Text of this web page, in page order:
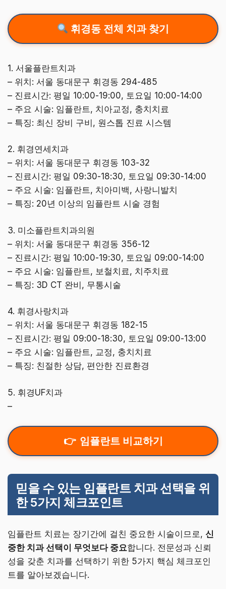
휘경동 전체 치과 찾기
1. 서울플란트치과
– 위치: 서울 동대문구 휘경동 294-485
– 진료시간: 평일 10:00-19:00, 토요일 10:00-14:00
– 주요 시술: 임플란트, 치아교정, 충치치료
– 특징: 최신 장비 구비, 원스톱 진료 시스템
2. 휘경연세치과
– 위치: 서울 동대문구 휘경동 103-32
– 진료시간: 평일 09:30-18:30, 토요일 09:30-14:00
– 주요 시술: 임플란트, 치아미백, 사랑니발치
– 특징: 20년 이상의 임플란트 시술 경험
3. 미소플란트치과의원
– 위치: 서울 동대문구 휘경동 356-12
– 진료시간: 평일 10:00-19:30, 토요일 09:00-14:00
– 주요 시술: 임플란트, 보철치료, 치주치료
– 특징: 3D CT 완비, 무통시술
4. 휘경사랑치과
– 위치: 서울 동대문구 휘경동 182-15
– 진료시간: 평일 09:00-18:30, 토요일 09:00-13:00
– 주요 시술: 임플란트, 교정, 충치치료
– 특징: 친절한 상담, 편안한 진료환경
5. 휘경UF치과
–
임플란트 비교하기
믿을 수 있는 임플란트 치과 선택을 위
한 5가지 체크포인트
임플란트 치료는 장기간에 걸친 중요한 시술이므로, 신
중한 치과 선택이 무엇보다 중요합니다. 전문성과 신뢰
성을 갖춘 치과를 선택하기 위한 5가지 핵심 체크포인
트를 알아보겠습니다.